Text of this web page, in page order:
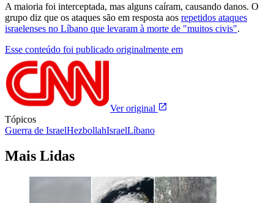
A maioria foi interceptada, mas alguns caíram, causando danos. O
grupo diz que os ataques são em resposta aos repetidos ataques
israelenses no Líbano que levaram à morte de "muitos civis".
Esse conteúdo foi publicado originalmente em
Ver original
Tópicos
Guerra de IsraelHezbollahIsraelLíbano
Mais Lidas